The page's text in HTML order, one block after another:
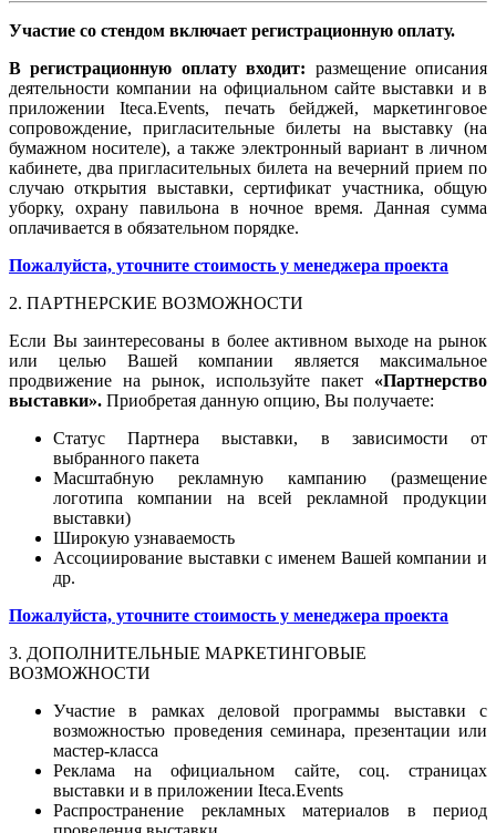
Участие со стендом включает регистрационную оплату.
В регистрационную оплату входит: размещение описания
деятельности компании на официальном сайте выставки и в
приложении Iteca.Events, печать бейджей, маркетинговое
сопровождение, пригласительные билеты на выставку (на
бумажном носителе), а также электронный вариант в личном
кабинете, два пригласительных билета на вечерний прием по
случаю открытия выставки, сертификат участника, общую
уборку, охрану павильона в ночное время. Данная сумма
оплачивается в обязательном порядке.
Пожалуйста, уточните стоимость у менеджера проекта
2. ПАРТНЕРСКИЕ ВОЗМОЖНОСТИ
Если Вы заинтересованы в более активном выходе на рынок
или целью Вашей компании является максимальное
продвижение на рынок, используйте пакет «Партнерство
выставки». Приобретая данную опцию, Вы получаете:
Статус Партнера выставки, в зависимости от
выбранного пакета
Масштабную рекламную кампанию (размещение
логотипа компании на всей рекламной продукции
выставки)
Широкую узнаваемость
Ассоциирование выставки с именем Вашей компании и
др.
Пожалуйста, уточните стоимость у менеджера проекта
3. ДОПОЛНИТЕЛЬНЫЕ МАРКЕТИНГОВЫЕ
ВОЗМОЖНОСТИ
Участие в рамках деловой программы выставки с
возможностью проведения семинара, презентации или
мастер-класса
Реклама на официальном сайте, соц. страницах
выставки и в приложении Iteca.Events
Распространение рекламных материалов в период